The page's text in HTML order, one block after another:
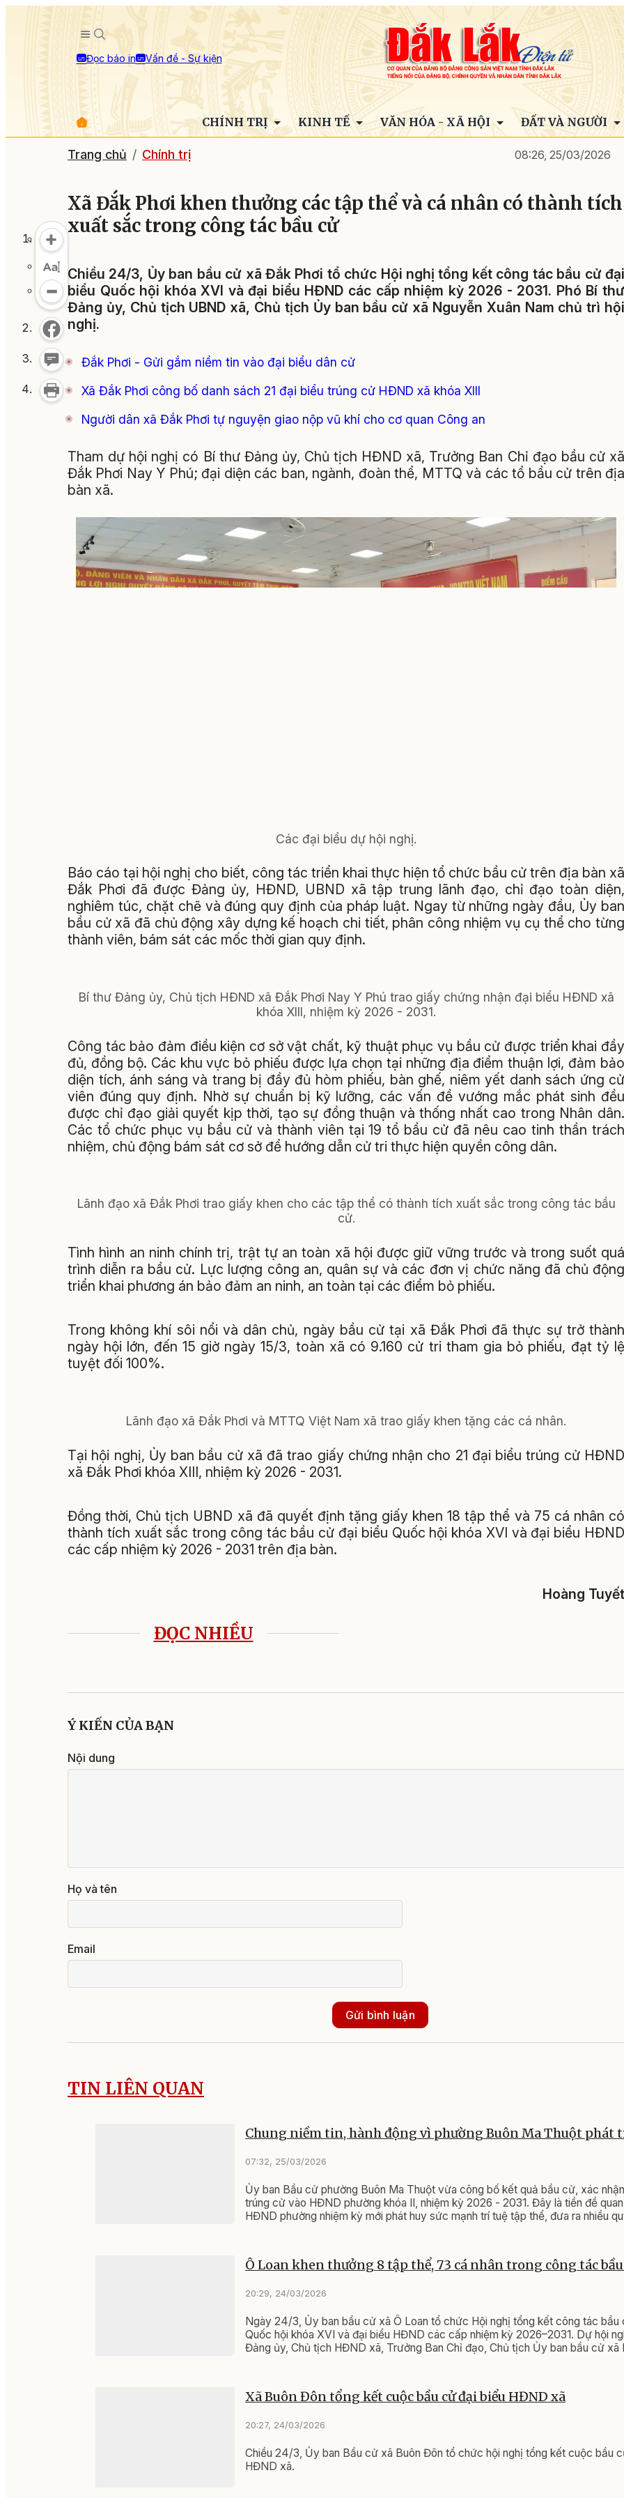
Đọc báo in Vấn đề - Sự kiện
CHÍNH TRỊ KINH TẾ VĂN HÓA - XÃ HỘI ĐẤT VÀ NGƯỜI
Trang chủ Chính trị 08:26, 25/03/2026
Xã Đắk Phơi khen thưởng các tập thể và cá nhân có thành tích
xuất sắc trong công tác bầu cử
Chiều 24/3, Ủy ban bầu cử xã Đắk Phơi tổ chức Hội nghị tổng kết công tác bầu cử đại
biểu Quốc hội khóa XVI và đại biểu HĐND các cấp nhiệm kỳ 2026 - 2031. Phó Bí thư
Đảng ủy, Chủ tịch UBND xã, Chủ tịch Ủy ban bầu cử xã Nguyễn Xuân Nam chủ trì hội
nghị.
Đắk Phơi - Gửi gắm niềm tin vào đại biểu dân cử
Xã Đắk Phơi công bố danh sách 21 đại biểu trúng cử HĐND xã khóa XIII
Người dân xã Đắk Phơi tự nguyện giao nộp vũ khí cho cơ quan Công an
Tham dự hội nghị có Bí thư Đảng ủy, Chủ tịch HĐND xã, Trưởng Ban Chỉ đạo bầu cử xã
Đắk Phơi Nay Y Phú; đại diện các ban, ngành, đoàn thể, MTTQ và các tổ bầu cử trên địa
bàn xã.
Các đại biểu dự hội nghị.
Báo cáo tại hội nghị cho biết, công tác triển khai thực hiện tổ chức bầu cử trên địa bàn xã
Đắk Phơi đã được Đảng ủy, HĐND, UBND xã tập trung lãnh đạo, chỉ đạo toàn diện,
nghiêm túc, chặt chẽ và đúng quy định của pháp luật. Ngay từ những ngày đầu, Ủy ban
bầu cử xã đã chủ động xây dựng kế hoạch chi tiết, phân công nhiệm vụ cụ thể cho từng
thành viên, bám sát các mốc thời gian quy định.
Bí thư Đảng ủy, Chủ tịch HĐND xã Đắk Phơi Nay Y Phú trao giấy chứng nhận đại biểu HĐND xã
khóa XIII, nhiệm kỳ 2026 - 2031.
Công tác bảo đảm điều kiện cơ sở vật chất, kỹ thuật phục vụ bầu cử được triển khai đầy
đủ, đồng bộ. Các khu vực bỏ phiếu được lựa chọn tại những địa điểm thuận lợi, đảm bảo
diện tích, ánh sáng và trang bị đầy đủ hòm phiếu, bàn ghế, niêm yết danh sách ứng cử
viên đúng quy định. Nhờ sự chuẩn bị kỹ lưỡng, các vấn đề vướng mắc phát sinh đều
được chỉ đạo giải quyết kịp thời, tạo sự đồng thuận và thống nhất cao trong Nhân dân.
Các tổ chức phục vụ bầu cử và thành viên tại 19 tổ bầu cử đã nêu cao tinh thần trách
nhiệm, chủ động bám sát cơ sở để hướng dẫn cử tri thực hiện quyền công dân.
Lãnh đạo xã Đắk Phơi trao giấy khen cho các tập thể có thành tích xuất sắc trong công tác bầu
cử.
Tình hình an ninh chính trị, trật tự an toàn xã hội được giữ vững trước và trong suốt quá
trình diễn ra bầu cử. Lực lượng công an, quân sự và các đơn vị chức năng đã chủ động
triển khai phương án bảo đảm an ninh, an toàn tại các điểm bỏ phiếu.
Trong không khí sôi nổi và dân chủ, ngày bầu cử tại xã Đắk Phơi đã thực sự trở thành
ngày hội lớn, đến 15 giờ ngày 15/3, toàn xã có 9.160 cử tri tham gia bỏ phiếu, đạt tỷ lệ
tuyệt đối 100%.
Lãnh đạo xã Đắk Phơi và MTTQ Việt Nam xã trao giấy khen tặng các cá nhân.
Tại hội nghị, Ủy ban bầu cử xã đã trao giấy chứng nhận cho 21 đại biểu trúng cử HĐND
xã Đắk Phơi khóa XIII, nhiệm kỳ 2026 - 2031.
Đồng thời, Chủ tịch UBND xã đã quyết định tặng giấy khen 18 tập thể và 75 cá nhân có
thành tích xuất sắc trong công tác bầu cử đại biểu Quốc hội khóa XVI và đại biểu HĐND
các cấp nhiệm kỳ 2026 - 2031 trên địa bàn.
Hoàng Tuyết
ĐỌC NHIỀU
Ý KIẾN CỦA BẠN
Nội dung
Họ và tên
Email
Gửi bình luận
TIN LIÊN QUAN
Chung niềm tin, hành động vì phường Buôn Ma Thuột phát
07:32, 25/03/2026
Ủy ban Bầu cử phường Buôn Ma Thuột vừa công bố kết quả bầu cử, xác
trúng cử vào HĐND phường khóa II, nhiệm kỳ 2026 - 2031. Đây là tiền đề
HĐND phường nhiệm kỳ mới phát huy sức mạnh trí tuệ tập thể, đưa ra nhiều
Ô Loan khen thưởng 8 tập thể, 73 cá nhân trong công tác
20:29, 24/03/2026
Ngày 24/3, Ủy ban bầu cử xã Ô Loan tổ chức Hội nghị tổng kết công tác bầu
Quốc hội khóa XVI và đại biểu HĐND các cấp nhiệm kỳ 2026–2031. Dự hội
Đảng ủy, Chủ tịch HĐND xã, Trưởng Ban Chỉ đạo, Chủ tịch Ủy ban bầu cử xã
Xã Buôn Đôn tổng kết cuộc bầu cử đại biểu HĐND xã
20:27, 24/03/2026
Chiều 24/3, Ủy ban Bầu cử xã Buôn Đôn tổ chức hội nghị tổng kết cuộc bầu
HĐND xã.